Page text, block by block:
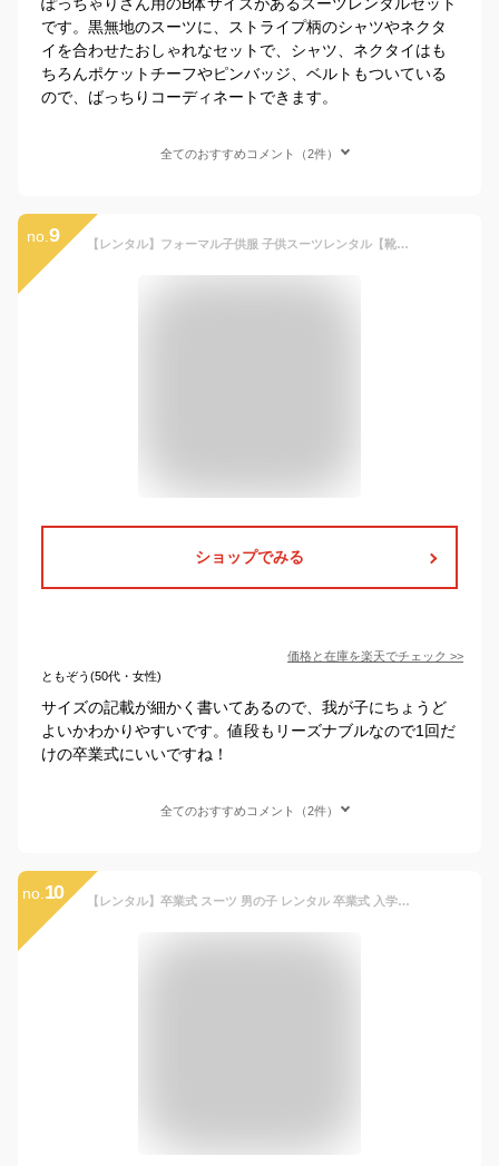
です。黒無地のスーツに、ストライプ柄のシャツやネクタ
イを合わせたおしゃれなセットで、シャツ、ネクタイはも
ちろんポケットチーフやピンバッジ、ベルトもついている
ので、ばっちりコーディネートできます。
全てのおすすめコメント（2件）
no. 9 【レンタル】フォーマル子供服 子供スーツレンタル【靴セット】男児ジュニアスーツセット ヘリンボーン織り 濃紺 B体 aby067【ぽっちゃり がっちり ゆったり 男子 男の子 シャツ パンツ 150B 160B キッズ こども 結婚式 ピアノ 入学式 卒業式 小学校 小学生 卒服 制服】
ショップでみる
価格と在庫を楽天でチェック >>
ともぞう(50代・女性)
サイズの記載が細かく書いてあるので、我が子にちょうど
よいかわかりやすいです。値段もリーズナブルなので1回だ
けの卒業式にいいですね！
全てのおすすめコメント（2件）
no. 10 【レンタル】卒業式 スーツ 男の子 レンタル 卒業式 入学式 結婚式 150cm 160cm フォーマル JBED031